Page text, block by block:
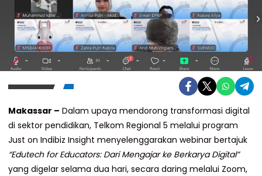
Makassar – Dalam upaya mendorong transformasi digital
di sektor pendidikan, Telkom Regional 5 melalui program
Just on Indibiz Insight menyelenggarakan webinar bertajuk
“Edutech for Educators: Dari Mengajar ke Berkarya Digital”
yang digelar selama dua hari, secara daring melalui Zoom,